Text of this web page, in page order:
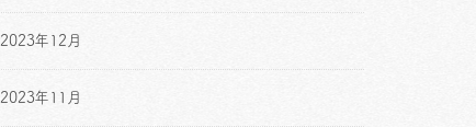
2023年12月
2023年11月